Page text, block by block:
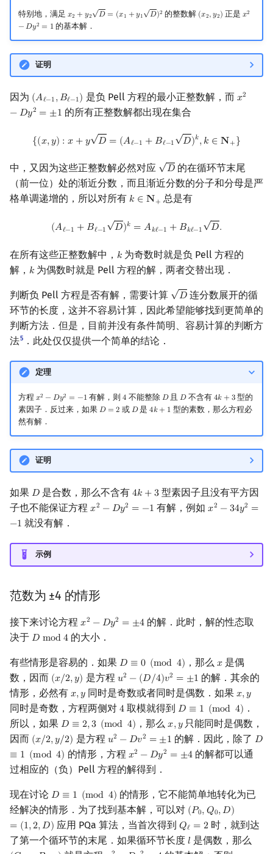
特别地，满足 𝑥2 + 𝑦2
√
𝐷 = (𝑥1 +𝑦1
√
𝐷)2
x2 +y2D=(x1+ y1 D)2 的整数解 (𝑥2,𝑦2)
(x2,y2) 正是 𝑥2
−𝐷𝑦2 = 1
x2
的基本解．
证明
因为 (𝐴ℓ−1,𝐵ℓ−1)
(Aℓ−1,Bℓ−1) 是负 Pell 方程的最小正整数解，而 𝑥2
−𝐷𝑦2 = ±1
x2
的所有正整数解都出现在集合
{(𝑥,𝑦) : 𝑥 +𝑦
√
𝐷 = (𝐴ℓ−1 + 𝐵ℓ−1
√
𝐷)𝑘,𝑘 ∈ 𝐍+}
{( x, y):x+yD= A ℓ−1 + Bℓ 1D k ,k∈N+
中，又因为这些正整数解必然对应 √
𝐷
D
的在循环节末尾
（前一位）处的渐近分数，而且渐近分数的分子和分母是严
格单调递增的，所以对所有 𝑘 ∈ 𝐍+
k ∈N+ 总是有
(𝐴ℓ−1 + 𝐵ℓ−1
√
𝐷)𝑘 = 𝐴𝑘ℓ−1 + 𝐵𝑘ℓ−1
√
𝐷.
(A −1+ B ℓ−1D)k =A kℓ − 1 + Bk −1D
在所有这些正整数解中， 𝑘
k 为奇数时就是负 Pell 方程的
解， 𝑘
k 为偶数时就是 Pell 方程的解，两者交替出现．
判断负 Pell 方程是否有解，需要计算 √
𝐷
D
连分数展开的循
环节的长度，这并不容易计算，因此希望能够找到更简单的
判断方法．但是，目前并没有条件简明、容易计算的判断方
法5 ．此处仅仅提供一个简单的结论．
定理
方程 𝑥2 − 𝐷𝑦2 = −1
x2 −D y2=−1 有解，则4
4 不能整除 𝐷
D且𝐷
D 不含有4𝑘 + 3
4k +3
型的
素因子．反过来，如果 𝐷 = 2
D= 2 或 𝐷
D是4𝑘+ 1
4k +1
型的素数，那么方程必
然有解．
证明
如果 𝐷
D 是合数，那么不含有4𝑘 +3
4k +3
型素因子且没有平方因
子也不能保证方程 𝑥2 −𝐷𝑦2 = −1
x2 −D y2=− 1 有解，例如𝑥2 −34𝑦2 =
−1
x2 −34y2=− 1
就没有解．
示例
范数为 ±4 的情形
接下来讨论方程 𝑥2 −𝐷𝑦2 = ±4
x2 −D y2=± 4
的解．此时，解的性态取
决于 𝐷 mod4
Dmod4 的大小．
有些情形是容易的．如果 𝐷 ≡ 0 (mod 4)
D≡ 0( mod4) ，那么𝑥
x 是偶
数，因而 (𝑥/2,𝑦)
(x/2,y) 是方程 𝑢2 − (𝐷/4)𝑣2 = ±1
u2 −(D/4)v2=± 1
的解．其余的
情形，必然有 𝑥,𝑦
x,y 同时是奇数或者同时是偶数．如果𝑥,𝑦
x,y
同时是奇数，方程两侧对 4
4 取模就得到 𝐷 ≡ 1 (mod 4)
D≡ 1( mod4)
．
所以，如果 𝐷 ≡ 2,3 (mod 4)
D≡ 2, 3(mod4) ，那么𝑥,𝑦
x,y 只能同时是偶数，
因而 (𝑥/2,𝑦/2)
(x/2,y/2) 是方程 𝑢2 −𝐷𝑣2 = ±1
u2 −D v2=± 1 的解．因此，除了 𝐷
≡ 1 (mod 4)
D≡
的情形，方程 𝑥2 −𝐷𝑦2 = ±4
x2 −D y2=± 4
的解都可以通
过相应的（负）Pell 方程的解得到．
现在讨论 𝐷 ≡ 1 (mod 4)
D≡ 1( mod4)
的情形，它不能简单地转化为已
经解决的情形．为了找到基本解，可以对 (𝑃0,𝑄0,𝐷)
= (1,2,𝐷)
(P0, Q0,D)=(
应用 PQa 算法，当首次得到 𝑄ℓ = 2
Qℓ=2
时，就到达
了第一个循环节的末尾．如果循环节长度 𝑙l 是偶数，那么